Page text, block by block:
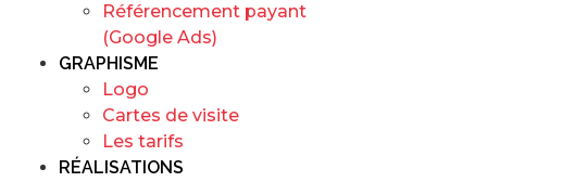
Référencement payant
(Google Ads)
GRAPHISME
Logo
Cartes de visite
Les tarifs
RÉALISATIONS